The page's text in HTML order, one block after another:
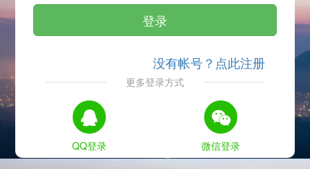
登录
没有帐号？点此注册
更多登录方式
QQ登录 微信登录